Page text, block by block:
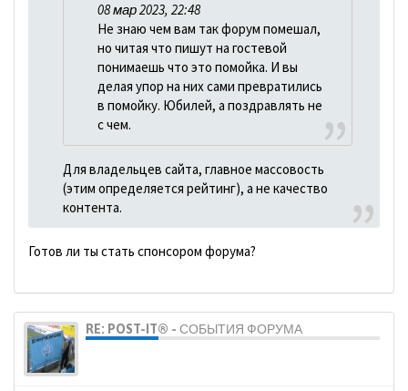
08 мар 2023, 22:48
Не знаю чем вам так форум помешал,
но читая что пишут на гостевой
понимаешь что это помойка. И вы
делая упор на них сами превратились
в помойку. Юбилей, а поздравлять не
с чем.
Для владельцев сайта, главное массовость
(этим определяется рейтинг), а не качество
контента.
Готов ли ты стать спонсором форума?
RE: POST-IT® - СОБЫТИЯ ФОРУМА